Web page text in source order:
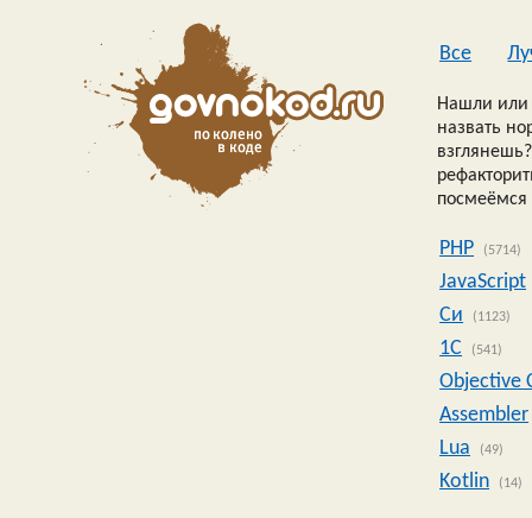
Все
Нашли или
назвать
посмеёмся
PHP (5714)
JavaScript
Си
(1123)
1C (541)
Objective
Assembler
Lua
(49)
Kotlin (14)